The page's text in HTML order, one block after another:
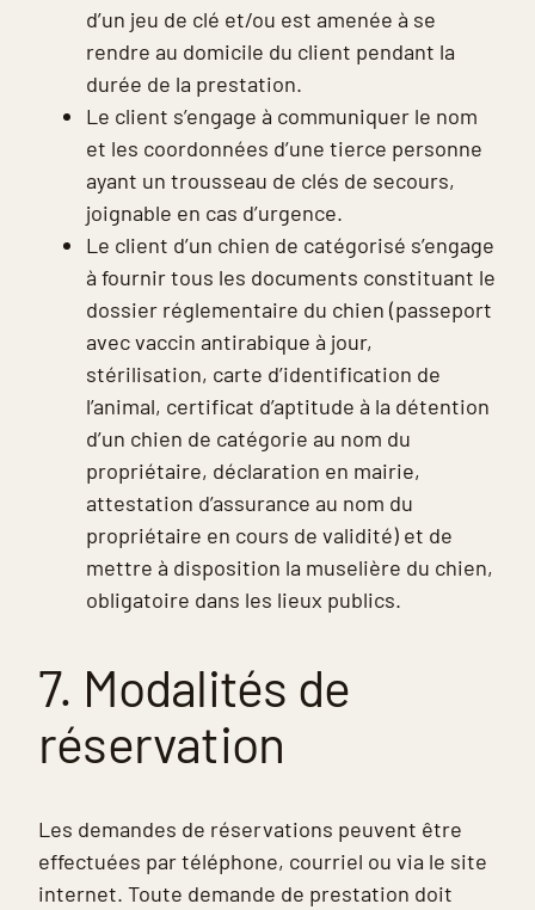
d’un jeu de clé et/ou est amenée à se
rendre au domicile du client pendant la
durée de la prestation.
Le client s’engage à communiquer le nom
et les coordonnées d’une tierce personne
ayant un trousseau de clés de secours,
joignable en cas d’urgence.
Le client d’un chien de catégorisé s’engage
à fournir tous les documents constituant le
dossier réglementaire du chien (passeport
avec vaccin antirabique à jour,
stérilisation, carte d’identification de
l’animal, certificat d’aptitude à la détention
d’un chien de catégorie au nom du
propriétaire, déclaration en mairie,
attestation d’assurance au nom du
propriétaire en cours de validité) et de
mettre à disposition la muselière du chien,
obligatoire dans les lieux publics.
7. Modalités de
réservation
Les demandes de réservations peuvent être
effectuées par téléphone, courriel ou via le site
internet. Toute demande de prestation doit